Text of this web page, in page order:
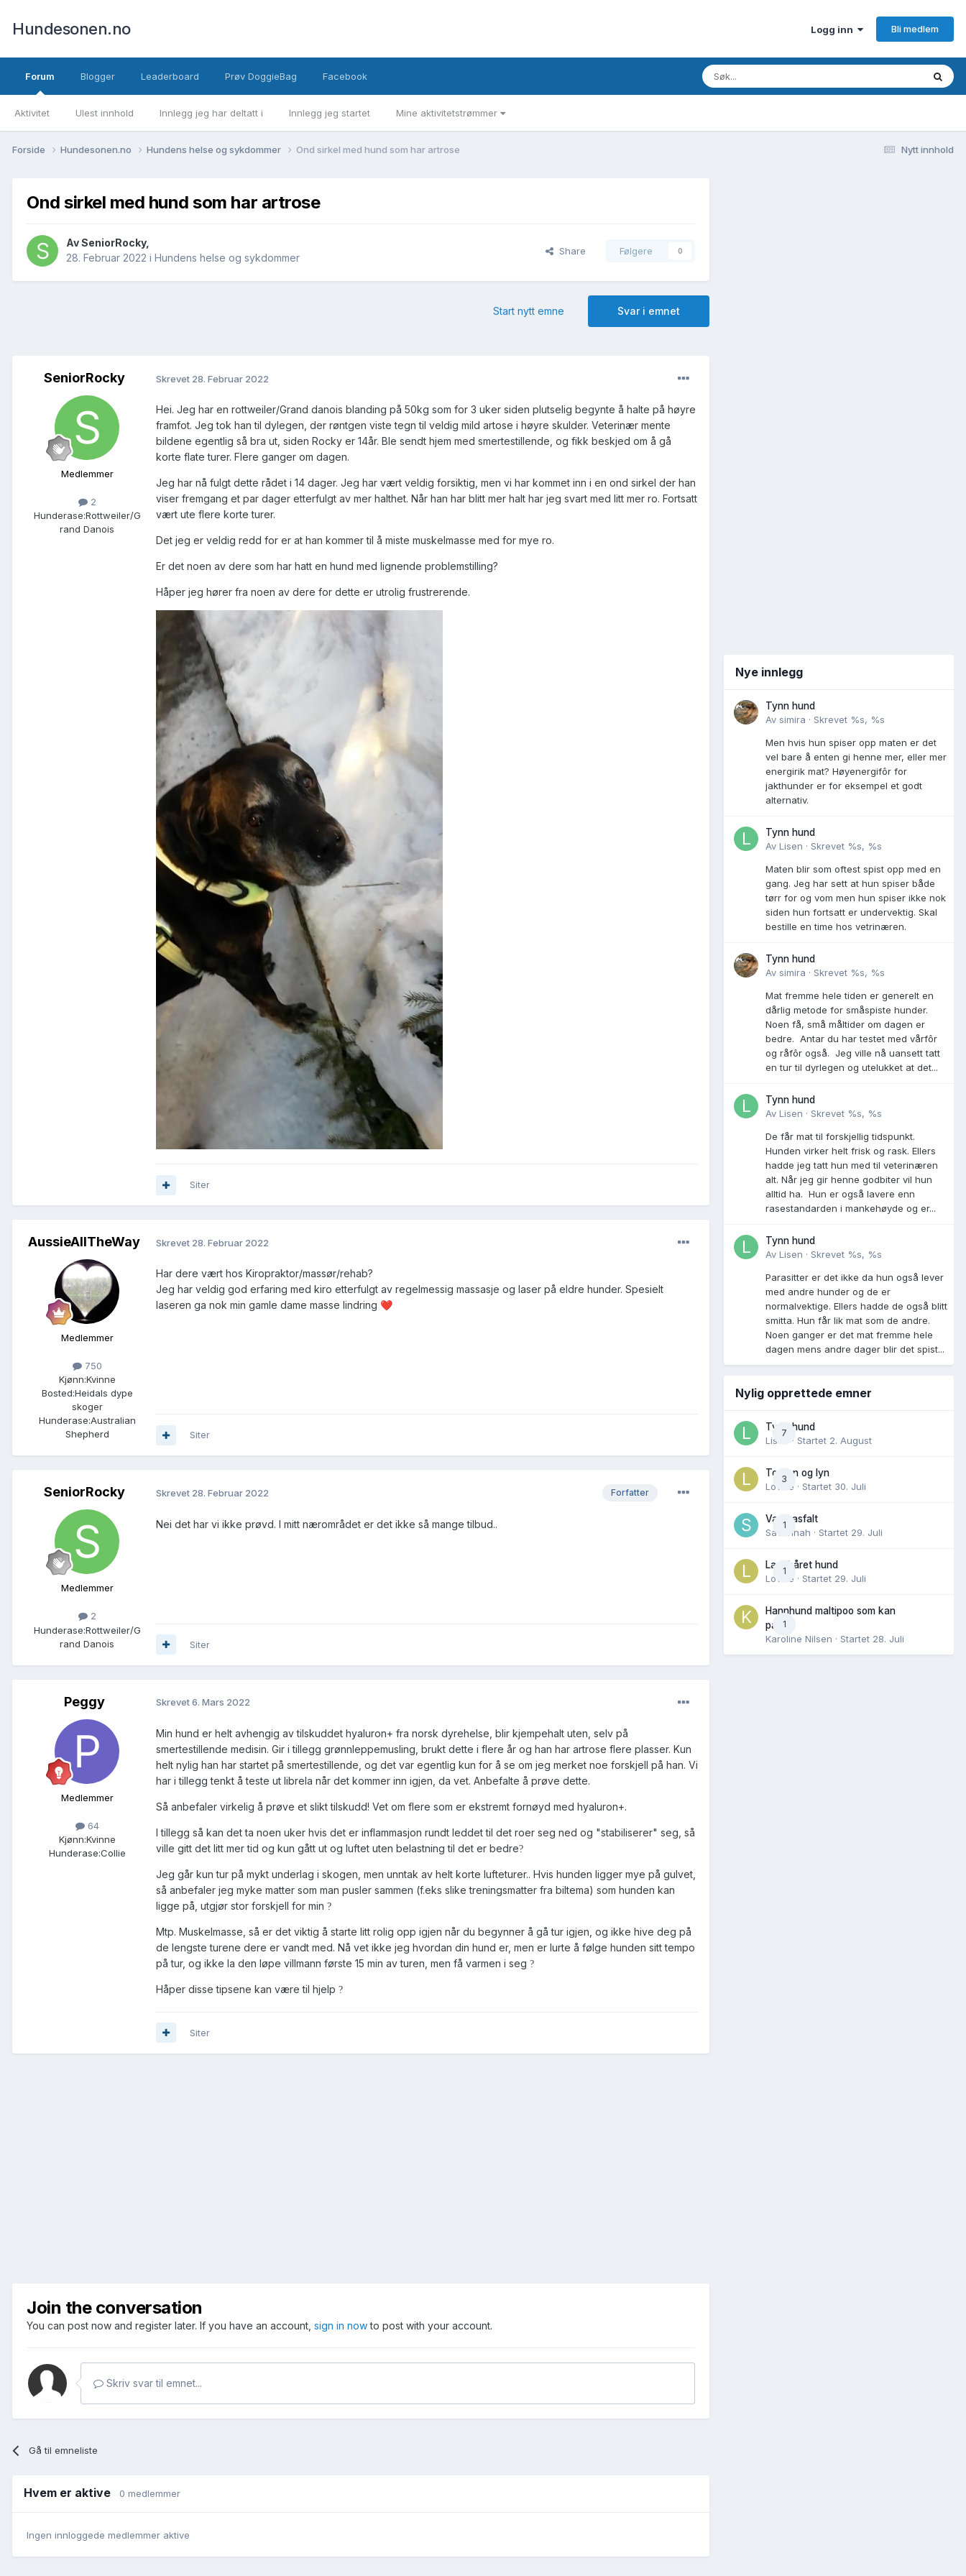
Hundesonen.no Logg inn Bli medlem
Forum
Aktivitet Ulest innhold Innlegg jeg har deltatt i Innlegg jeg startet Mine aktivitetstrømmer
Blogger Leaderboard Prøv DoggieBag Facebook
Nytt innhold
Forside Hundesonen.no Hundens helse og sykdommer Ond sirkel med hund som har artrose
Ond sirkel med hund som har artrose
AvSeniorRocky,
28. Februar 2022 i Hundens helse og sykdommer
Share Følgere 0
Svar i emnet
Start nytt emne
SeniorRocky
Medlemmer
2
Hunderase:Rottweiler/G
rand Danois
Skrevet 28. Februar 2022
Hei. Jeg har en rottweiler/Grand danois blanding på 50kg som for 3 uker siden plutselig begynte å halte på høyre
framfot. Jeg tok han til dylegen, der røntgen viste tegn til veldig mild artose i høyre skulder. Veterinær mente
bildene egentlig så bra ut, siden Rocky er 14år. Ble sendt hjem med smertestillende, og fikk beskjed om å gå
korte flate turer. Flere ganger om dagen.
Jeg har nå fulgt dette rådet i 14 dager. Jeg har vært veldig forsiktig, men vi har kommet inn i en ond sirkel der han
viser fremgang et par dager etterfulgt av mer halthet. Når han har blitt mer halt har jeg svart med litt mer ro. Fortsatt
vært ute flere korte turer.
Det jeg er veldig redd for er at han kommer til å miste muskelmasse med for mye ro.
Er det noen av dere som har hatt en hund med lignende problemstilling?
Håper jeg hører fra noen av dere for dette er utrolig frustrerende.
Siter
AussieAllTheWay
Medlemmer
750
Kjønn:Kvinne
Bosted:Heidals dype
skoger
Hunderase:Australian
Shepherd
Skrevet 28. Februar 2022
Har dere vært hos Kiropraktor/massør/rehab?
Jeg har veldig god erfaring med kiro etterfulgt av regelmessig massasje og laser på eldre hunder. Spesielt
laseren ga nok min gamle dame masse lindring ❤️
Siter
SeniorRocky
Medlemmer
2
Hunderase:Rottweiler/G
rand Danois
Forfatter
Skrevet 28. Februar 2022
Nei det har vi ikke prøvd. I mitt nærområdet er det ikke så mange tilbud..
Siter
Peggy
Medlemmer
64
Kjønn:Kvinne
Hunderase:Collie
Skrevet6. Mars 2022
Min hund er helt avhengig av tilskuddet hyaluron+ fra norsk dyrehelse, blir kjempehalt uten, selv på
smertestillende medisin. Gir i tillegg grønnleppemusling, brukt dette i flere år og han har artrose flere plasser. Kun
helt nylig han har startet på smertestillende, og det var egentlig kun for å se om jeg merket noe forskjell på han. Vi
har i tillegg tenkt å teste ut librela når det kommer inn igjen, da vet. Anbefalte å prøve dette.
Så anbefaler virkelig å prøve et slikt tilskudd! Vet om flere som er ekstremt fornøyd med hyaluron+.
I tillegg så kan det ta noen uker hvis det er inflammasjon rundt leddet til det roer seg ned og "stabiliserer" seg, så
ville gitt det litt mer tid og kun gått ut og luftet uten belastning til det er bedre?
Jeg går kun tur på mykt underlag i skogen, men unntak av helt korte lufteturer.. Hvis hunden ligger mye på gulvet,
så anbefaler jeg myke matter som man pusler sammen (f.eks slike treningsmatter fra biltema) som hunden kan
ligge på, utgjør stor forskjell for min ?
Mtp. Muskelmasse, så er det viktig å starte litt rolig opp igjen når du begynner å gå tur igjen, og ikke hive deg på
de lengste turene dere er vandt med. Nå vet ikke jeg hvordan din hund er, men er lurte å følge hunden sitt tempo
på tur, og ikke la den løpe villmann første 15 min av turen, men få varmen i seg ?
Håper disse tipsene kan være til hjelp ?
Siter
Join the conversation
You can post now and register later. If you have an account, sign in nowto post with your account.
Skriv svar til emnet...
Gå til emneliste
Hvem er aktive 0 medlemmer
Ingen innloggede medlemmer aktive
Nye innlegg
Tynn hund
Av simira · Skrevet %s, %s
Men hvis hun spiser opp maten er det
vel bare å enten gi henne mer, eller mer
energirik mat? Høyenergifôr for
jakthunder er for eksempel et godt
alternativ.
Tynn hund
Av Lisen · Skrevet %s, %s
Maten blir som oftest spist opp med en
gang. Jeg har sett at hun spiser både
tørr for og vom men hun spiser ikke nok
siden hun fortsatt er undervektig. Skal
bestille en time hos vetrinæren.
Tynn hund
Av simira · Skrevet %s, %s
Mat fremme hele tiden er generelt en
dårlig metode for småspiste hunder.
Noen få, små måltider om dagen er
bedre. Antar du har testet med vårfôr
og råfôr også. Jeg ville nå uansett tatt
en tur til dyrlegen og utelukket at det...
Tynn hund
Av Lisen · Skrevet %s, %s
De får mat til forskjellig tidspunkt.
Hunden virker helt frisk og rask. Ellers
hadde jeg tatt hun med til veterinæren
alt. Når jeg gir henne godbiter vil hun
alltid ha. Hun er også lavere enn
rasestandarden i mankehøyde og er...
Tynn hund
Av Lisen · Skrevet %s, %s
Parasitter er det ikke da hun også lever
med andre hunder og de er
normalvektige. Ellers hadde de også blitt
smitta. Hun får lik mat som de andre.
Noen ganger er det mat fremme hele
dagen mens andre dager blir det spist...
Nylig opprettede emner
7
Tynn hund
Lisen
· Startet 2. August
3
Torden og lyn
Lovise · Startet 30. Juli
1
Varm asfalt
Savannah · Startet 29. Juli
1
Langhåret hund
Lovise · Startet 29. Juli
1
Hannhund maltipoo som kan
parres
Karoline Nilsen · Startet 28. Juli